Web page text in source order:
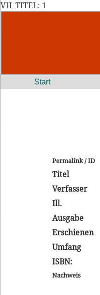
VH_TITEL: 1
Start
Permalink / ID
Titel
Verfasser
Ill.
Ausgabe
Erschienen
Umfang
ISBN:
Nachweis